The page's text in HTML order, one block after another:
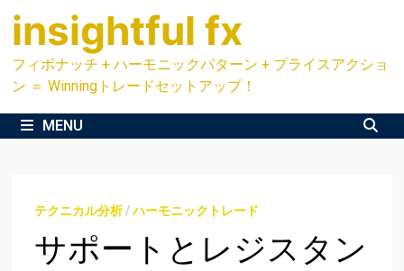
Skip
content
insightful fx
フィボナッチ + ハーモニックパターン + プライスアクショ
ン ＝ Winningトレードセットアップ！
MENU
テクニカル分析/ハーモニックトレード
サポートとレジスタン